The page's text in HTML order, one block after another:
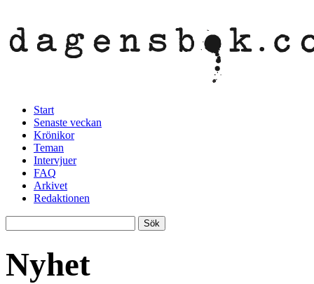
Start
Senaste veckan
Krönikor
Teman
Intervjuer
FAQ
Arkivet
Redaktionen
Nyhet